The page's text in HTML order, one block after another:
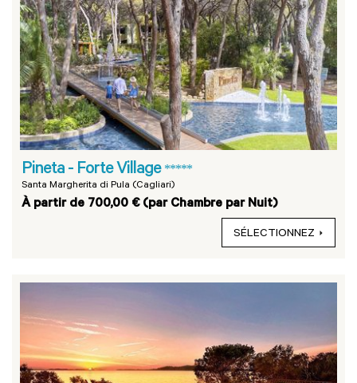
Pineta - Forte Village *****
Santa Margherita di Pula (Cagliari)
À partir de 700,00 € (par Chambre par Nuit)
SÉLECTIONNEZ